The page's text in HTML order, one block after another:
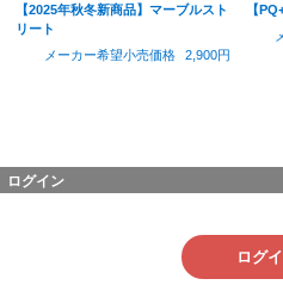
【2025年秋冬新商品】マーブルスト
リート
メーカー希望小売価格
2,900円
【
ログイン
ログ